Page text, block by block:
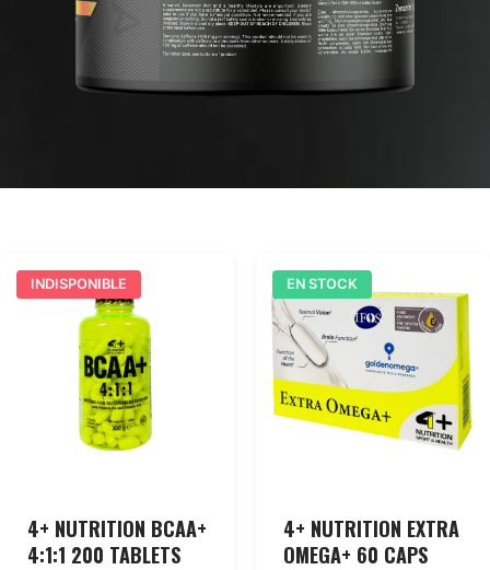
INDISPONIBLE
4+ NUTRITION BCAA+
4:1:1 200 TABLETS
EN STOCK
4+ NUTRITION EXTRA
OMEGA+ 60 CAPS